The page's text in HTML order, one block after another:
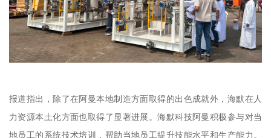
报道指出，除了在阿曼本地制造方面取得的出色成就外，海默在人
力资源本土化方面也取得了显著进展。海默科技阿曼积极参与对当
地员工的系统技术培训，帮助当地员工提升技能水平和生产能力。